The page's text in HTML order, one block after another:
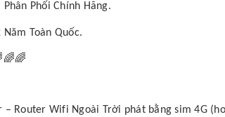
Phối Chính Hãng.
Năm Toàn Quốc.
– Router Wifi Ngoài Trời phát bằng sim 4G